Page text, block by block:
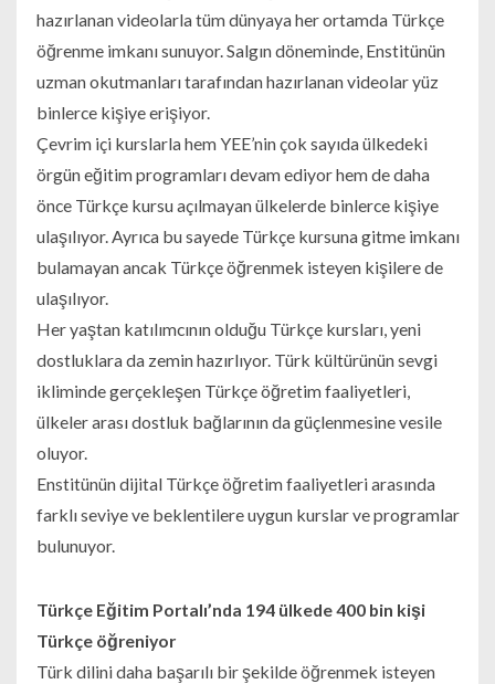
hazırlanan videolarla tüm dünyaya her ortamda Türkçe
öğrenme imkanı sunuyor. Salgın döneminde, Enstitünün
uzman okutmanları tarafından hazırlanan videolar yüz
binlerce kişiye erişiyor.
Çevrim içi kurslarla hem YEE’nin çok sayıda ülkedeki
örgün eğitim programları devam ediyor hem de daha
önce Türkçe kursu açılmayan ülkelerde binlerce kişiye
ulaşılıyor. Ayrıca bu sayede Türkçe kursuna gitme imkanı
bulamayan ancak Türkçe öğrenmek isteyen kişilere de
ulaşılıyor.
Her yaştan katılımcının olduğu Türkçe kursları, yeni
dostluklara da zemin hazırlıyor. Türk kültürünün sevgi
ikliminde gerçekleşen Türkçe öğretim faaliyetleri,
ülkeler arası dostluk bağlarının da güçlenmesine vesile
oluyor.
Enstitünün dijital Türkçe öğretim faaliyetleri arasında
farklı seviye ve beklentilere uygun kurslar ve programlar
bulunuyor.
Türkçe Eğitim Portalı’nda 194 ülkede 400 bin kişi
Türkçe öğreniyor
Türk dilini daha başarılı bir şekilde öğrenmek isteyen